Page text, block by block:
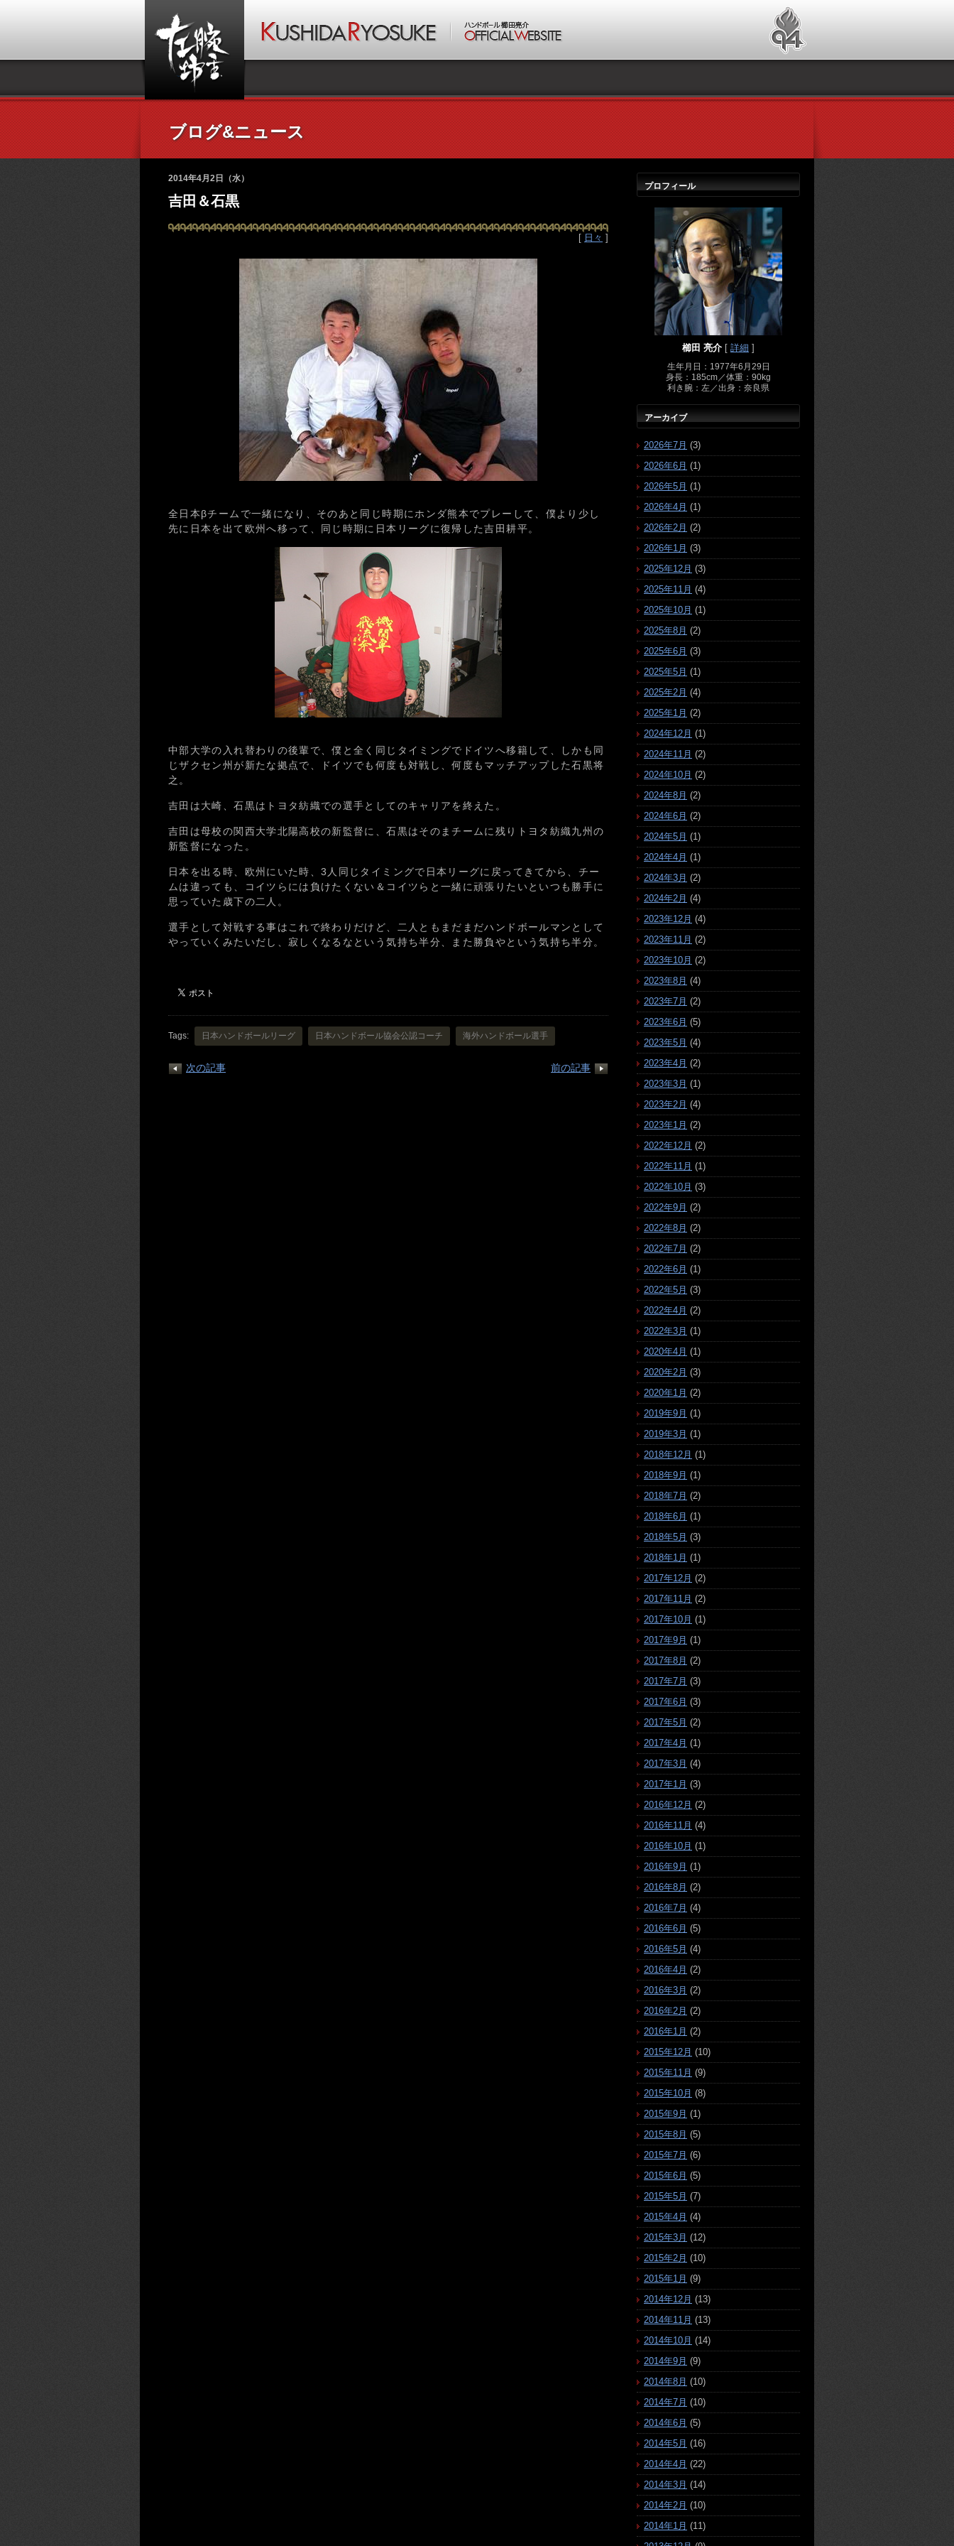
ブログ&ニュース
2014年4月2日（水）
吉田＆石黒
[ 日々 ]
全日本βチームで一緒になり、そのあと同じ時期にホンダ熊本でプレーして、僕より少し
先に日本を出て欧州へ移って、同じ時期に日本リーグに復帰した吉田耕平。
中部大学の入れ替わりの後輩で、僕と全く同じタイミングでドイツへ移籍して、しかも同
じザクセン州が新たな拠点で、ドイツでも何度も対戦し、何度もマッチアップした石黒将
之。
吉田は大崎、石黒はトヨタ紡織での選手としてのキャリアを終えた。
吉田は母校の関西大学北陽高校の新監督に、石黒はそのまチームに残りトヨタ紡織九州の
新監督になった。
日本を出る時、欧州にいた時、3人同じタイミングで日本リーグに戻ってきてから、チー
ムは違っても、コイツらには負けたくない＆コイツらと一緒に頑張りたいといつも勝手に
思っていた歳下の二人。
選手として対戦する事はこれで終わりだけど、二人ともまだまだハンドボールマンとして
やっていくみたいだし、寂しくなるなという気持ち半分、また勝負やという気持ち半分。
Tags: 日本ハンドボールリーグ 日本ハンドボール協会公認コーチ 海外ハンドボール選手
前の記事
次の記事
プロフィール
櫛田 亮介 [ 詳細 ]
生年月日：1977年6月29日
身長：185cm／体重：90kg
利き腕：左／出身：奈良県
アーカイブ
2026年7月 (3)
2026年6月 (1)
2026年5月 (1)
2026年4月 (1)
2026年2月 (2)
2026年1月 (3)
2025年12月 (3)
2025年11月 (4)
2025年10月 (1)
2025年8月 (2)
2025年6月 (3)
2025年5月 (1)
2025年2月 (4)
2025年1月 (2)
2024年12月 (1)
2024年11月 (2)
2024年10月 (2)
2024年8月 (2)
2024年6月 (2)
2024年5月 (1)
2024年4月 (1)
2024年3月 (2)
2024年2月 (4)
2023年12月 (4)
2023年11月 (2)
2023年10月 (2)
2023年8月 (4)
2023年7月 (2)
2023年6月 (5)
2023年5月 (4)
2023年4月 (2)
2023年3月 (1)
2023年2月 (4)
2023年1月 (2)
2022年12月 (2)
2022年11月 (1)
2022年10月 (3)
2022年9月 (2)
2022年8月 (2)
2022年7月 (2)
2022年6月 (1)
2022年5月 (3)
2022年4月 (2)
2022年3月 (1)
2020年4月 (1)
2020年2月 (3)
2020年1月 (2)
2019年9月 (1)
2019年3月 (1)
2018年12月 (1)
2018年9月 (1)
2018年7月 (2)
2018年6月 (1)
2018年5月 (3)
2018年1月 (1)
2017年12月 (2)
2017年11月 (2)
2017年10月 (1)
2017年9月 (1)
2017年8月 (2)
2017年7月 (3)
2017年6月 (3)
2017年5月 (2)
2017年4月 (1)
2017年3月 (4)
2017年1月 (3)
2016年12月 (2)
2016年11月 (4)
2016年10月 (1)
2016年9月 (1)
2016年8月 (2)
2016年7月 (4)
2016年6月 (5)
2016年5月 (4)
2016年4月 (2)
2016年3月 (2)
2016年2月 (2)
2016年1月 (2)
2015年12月 (10)
2015年11月 (9)
2015年10月 (8)
2015年9月 (1)
2015年8月 (5)
2015年7月 (6)
2015年6月 (5)
2015年5月 (7)
2015年4月 (4)
2015年3月 (12)
2015年2月 (10)
2015年1月 (9)
2014年12月 (13)
2014年11月 (13)
2014年10月 (14)
2014年9月 (9)
2014年8月 (10)
2014年7月 (10)
2014年6月 (5)
2014年5月 (16)
2014年4月 (22)
2014年3月 (14)
2014年2月 (10)
2014年1月 (11)